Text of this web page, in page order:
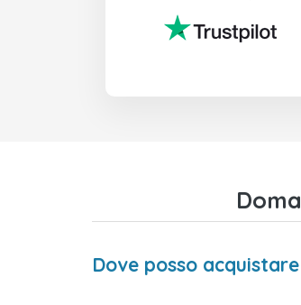
Dove posso